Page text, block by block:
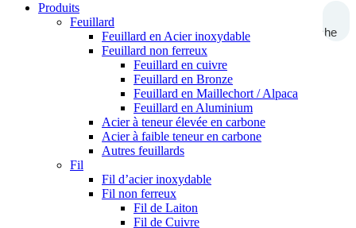
Recherche
Produits
Feuillard
Feuillard en Acier inoxydable
Feuillard non ferreux
Feuillard en cuivre
Feuillard en Bronze
Feuillard en Maillechort / Alpaca
Feuillard en Aluminium
Acier à teneur élevée en carbone
Acier à faible teneur en carbone
Autres feuillards
Fil
Fil d’acier inoxydable
Fil non ferreux
Fil de Laiton
Fil de Cuivre